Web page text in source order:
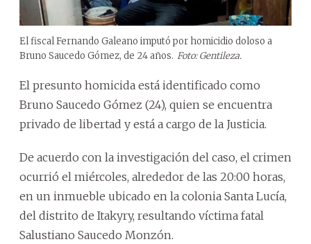
El fiscal Fernando Galeano imputó por homicidio doloso a
Bruno Saucedo Gómez, de 24 años. Foto: Gentileza.
El presunto homicida está identificado como
Bruno Saucedo Gómez (24), quien se encuentra
privado de libertad y está a cargo de la Justicia.
De acuerdo con la investigación del caso, el crimen
ocurrió el miércoles, alrededor de las 20:00 horas,
en un inmueble ubicado en la colonia Santa Lucía,
del distrito de Itakyry, resultando víctima fatal
Salustiano Saucedo Monzón.